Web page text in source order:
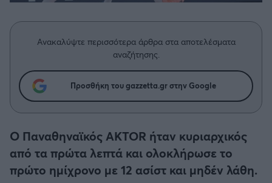
Δημήτρης Τσορμπατζόγλου
Λεβαδειακός
ΟΦΗ
Βόλος
Ατρόμητος Αθηνών
Μεγάλη μου Αγάπη
Μια Ιστορία από την Πόλη
Ανακαλύψτε περισσότερα άρθρα στα αποτελέσματα
αναζήτησης.
Προσθήκη του gazzetta.gr στην Google
Ο Παναθηναϊκός AKTOR ήταν κυριαρχικός
από τα πρώτα λεπτά και ολοκλήρωσε το
πρώτο ημίχρονο με 12 ασίστ και μηδέν λάθη.